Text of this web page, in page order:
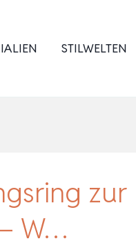
STILWELTEN
zur
W…